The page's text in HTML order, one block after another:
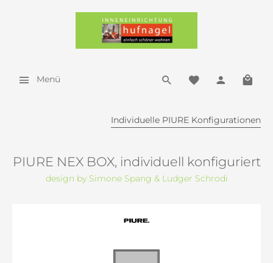
Menü
Individuelle PIURE Konfigurationen
PIURE NEX BOX, individuell konfiguriert
design by Simone Spang & Ludger Schrodi